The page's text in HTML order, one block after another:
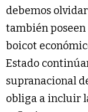
debemos
también
boicot
Estado
supranacional
obliga a incluir